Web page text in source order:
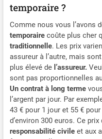
temporaire ?
Comme nous vous l’avons
temporairecoûte plus cher
traditionnelle. Les prix
assureur à l’autre, mais
plus élevé del’assureur.
sont pas proportionnelles
Un contrat à long terme
l’argent par jour. Par
43 € pour 1 jour et 55 €
d’environ 300 euros. Ce
responsabilité civileet aux